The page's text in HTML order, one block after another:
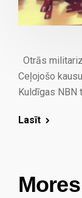
Otrās
Ceļojošo
Kuldīgas NBN
Lasīt